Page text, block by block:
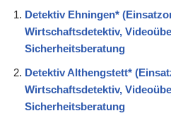
Detektiv Ehningen*
Wirtschaftsdetektiv,
Sicherheitsberatung
Detektiv Althengstett*
Wirtschaftsdetektiv,
Sicherheitsberatung